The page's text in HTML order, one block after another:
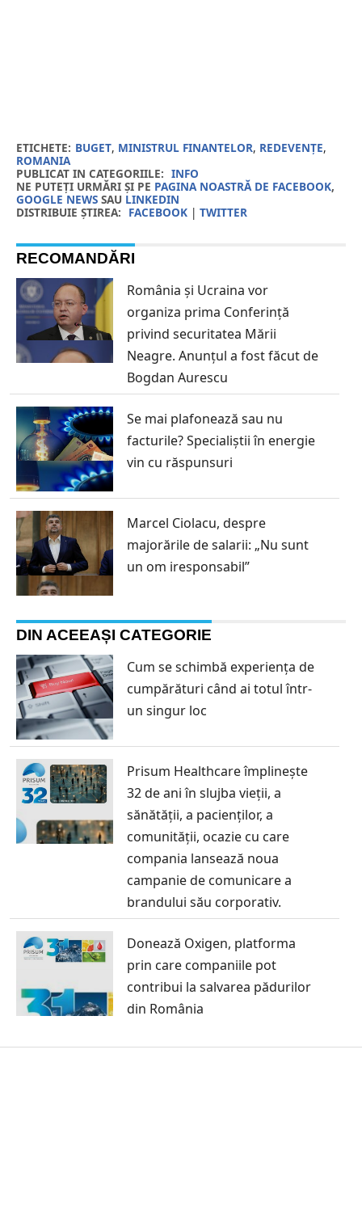
ETICHETE: BUGET, MINISTRUL FINANTELOR, REDEVENȚE,
ROMANIA
PUBLICAT IN CATEGORIILE: INFO
NE PUTEȚI URMĂRI ȘI PE PAGINA NOASTRĂ DE FACEBOOK,
GOOGLE NEWSSAU LINKEDIN
DISTRIBUIE ȘTIREA: FACEBOOK| TWITTER
RECOMANDĂRI
România și Ucraina vor
organiza prima Conferinţă
privind securitatea Mării
Neagre. Anunțul a fost făcut de
Bogdan Aurescu
Se mai plafonează sau nu
facturile? Specialiștii în energie
vin cu răspunsuri
Marcel Ciolacu, despre
majorările de salarii: „Nu sunt
un om iresponsabil”
DIN ACEEAȘI CATEGORIE
Cum se schimbă experiența de
cumpărături când ai totul într-
un singur loc
Prisum Healthcare împlinește
32 de ani în slujba vieții, a
sănătății, a pacienților, a
comunității, ocazie cu care
compania lansează noua
campanie de comunicare a
brandului său corporativ.
Donează Oxigen, platforma
prin care companiile pot
contribui la salvarea pădurilor
din România